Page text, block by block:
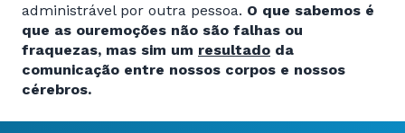
administrável por outra pessoa. O que sabemos é
que as ouremoções não são falhas ou
fraquezas, mas sim um resultado da
comunicação entre nossos corpos e nossos
cérebros.